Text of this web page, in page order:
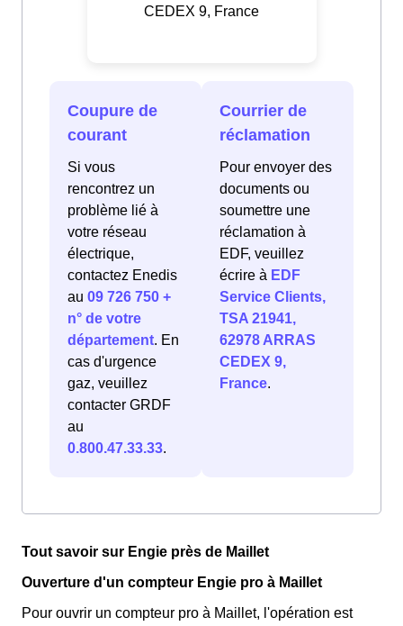
CEDEX 9, France
Coupure de
courant
Si vous
rencontrez un
problème lié à
votre réseau
électrique,
contactez Enedis
au 09 726 750 +
n° de votre
département. En
cas d'urgence
gaz, veuillez
contacter GRDF
au
0.800.47.33.33.
Courrier de
réclamation
Pour envoyer des
documents ou
soumettre une
réclamation à
EDF, veuillez
écrire à EDF
Service Clients,
TSA 21941,
62978 ARRAS
CEDEX 9,
France.
Tout savoir sur Engie près de Maillet
Ouverture d'un compteur Engie pro à Maillet
Pour ouvrir un compteur pro à Maillet, l'opération est